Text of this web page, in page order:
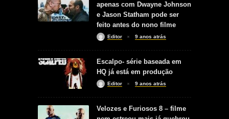
apenas com Dwayne Johnson
e Jason Statham pode ser
feito antes do nono filme
Editor 9 anos atrás
Escalpo- série baseada em
HQ já está em produção
Editor 9 anos atrás
Velozes e Furiosos 8 – filme